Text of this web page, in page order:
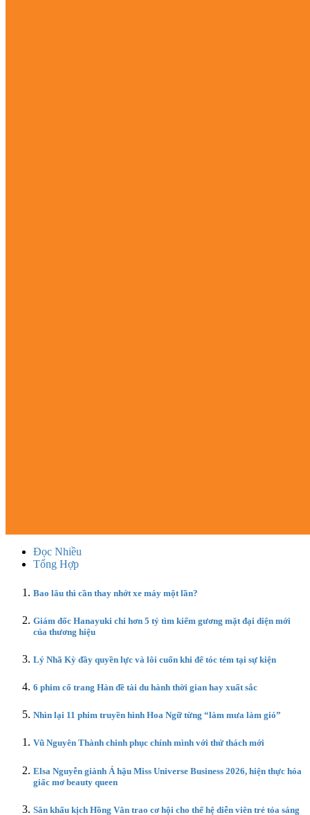
Đọc Nhiều
Tổng Hợp
Bao lâu thì cần thay nhớt xe máy một lần?
Giám đốc Hanayuki chi hơn 5 tỷ tìm kiếm gương mặt đại diện mới
của thương hiệu
Lý Nhã Kỳ đầy quyền lực và lôi cuốn khi để tóc tém tại sự kiện
6 phim cổ trang Hàn đề tài du hành thời gian hay xuất sắc
Nhìn lại 11 phim truyền hình Hoa Ngữ từng “làm mưa làm gió”
Vũ Nguyên Thành chinh phục chính mình với thử thách mới
Elsa Nguyễn giành Á hậu Miss Universe Business 2026, hiện thực hóa
giấc mơ beauty queen
Sân khấu kịch Hồng Vân trao cơ hội cho thế hệ diễn viên trẻ tỏa sáng